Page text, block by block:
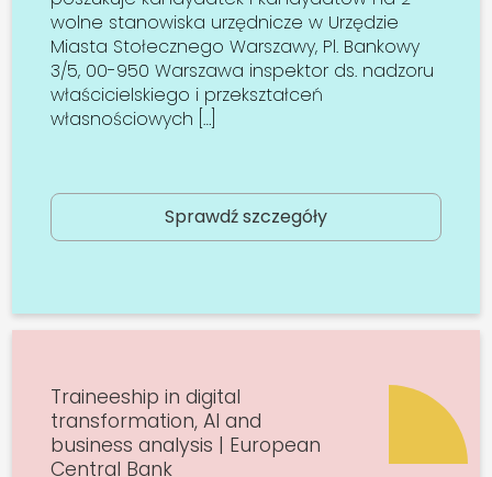
wolne stanowiska urzędnicze w Urzędzie
Miasta Stołecznego Warszawy, Pl. Bankowy
3/5, 00-950 Warszawa inspektor ds. nadzoru
właścicielskiego i przekształceń
własnościowych […]
Sprawdź szczegóły
Traineeship in digital
transformation, AI and
business analysis | European
Central Bank